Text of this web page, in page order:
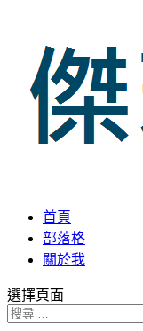
首頁
部落格
關於我
選擇頁面